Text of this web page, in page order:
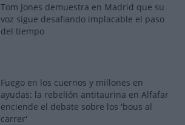
Tom Jones demuestra en Madrid que su
voz sigue desafiando implacable el paso
del tiempo
Fuego en los cuernos y millones en
ayudas: la rebelión antitaurina en Alfafar
enciende el debate sobre los 'bous al
carrer'